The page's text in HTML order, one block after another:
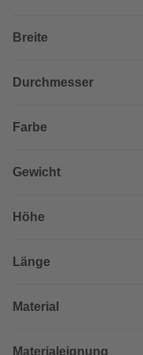
Breite
Durchmesser
Farbe
Gewicht
Höhe
Länge
Material
Materialeignung